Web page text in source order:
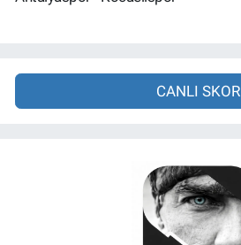
CANLI SKOR